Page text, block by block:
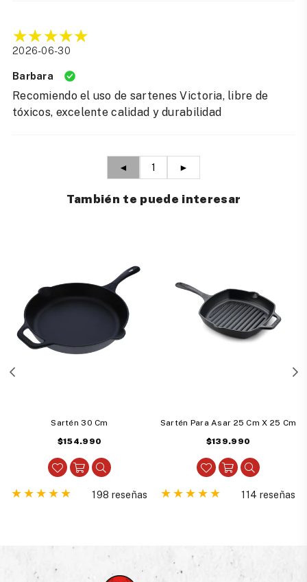
2026-06-30
Barbara
Recomiendo el uso de sartenes Victoria, libre de
tóxicos, excelente calidad y durabilidad
◄ 1 ►
También te puede interesar
Sartén 30 Cm
Precio
$154.990
198 reseñas
Sartén Para Asar 25 Cm X 25 Cm
Precio
$139.990
114 reseñas